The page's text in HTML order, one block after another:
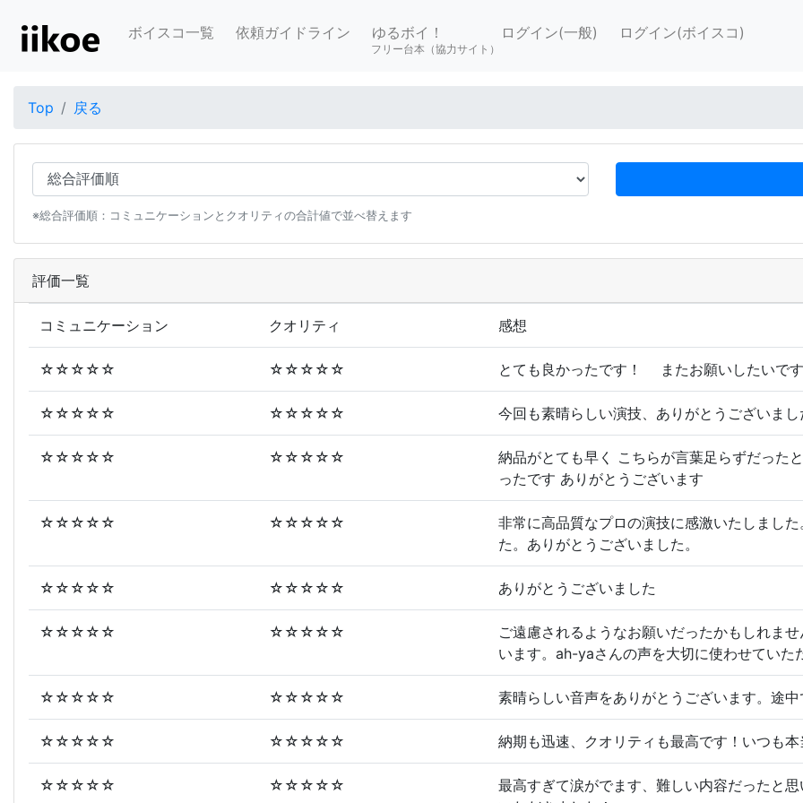
ボイスコ一覧 依頼ガイドライン ゆるボイ！
フリー台本（協力サイト）
ログイン(一般) ログイン(ボイスコ)
Top 戻る
※総合評価順：コミュニケーションとクオリティの合計値で並べ替えます
評価一覧
コミュニケーション クオリティ 感想
☆☆☆☆☆ ☆☆☆☆☆ とても良かったです！ またお願いしたいで
☆☆☆☆☆ ☆☆☆☆☆ 今回も素晴らしい演技、ありがとうございま
☆☆☆☆☆ ☆☆☆☆☆
納品がとても早く こちらが言葉足らずだった
ったです ありがとうございます
☆☆☆☆☆ ☆☆☆☆☆
非常に高品質なプロの演技に感激いたしまし
た。ありがとうございました。
☆☆☆☆☆ ☆☆☆☆☆ ありがとうございました
☆☆☆☆☆ ☆☆☆☆☆
ご遠慮されるようなお願いだったかもしれま
います。ah-yaさんの声を大切に使わせていた
☆☆☆☆☆ ☆☆☆☆☆ 素晴らしい音声をありがとうございます。途
☆☆☆☆☆ ☆☆☆☆☆ 納期も迅速、クオリティも最高です！いつも
☆☆☆☆☆ ☆☆☆☆☆
最高すぎて涙がでます、難しい内容だったと